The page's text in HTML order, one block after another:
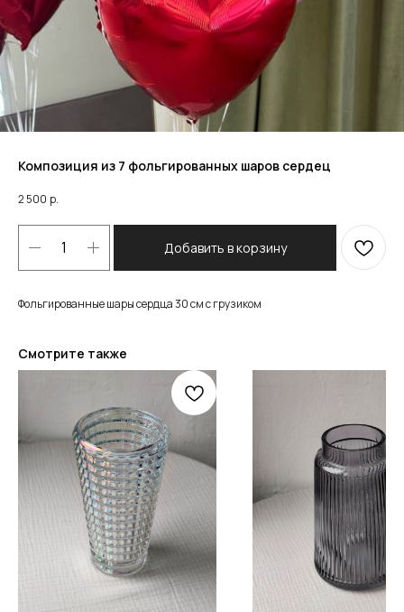
Композиция из 7 фольгированных шаров сердец
2 500 р.
Добавить в корзину
Фольгированные шары сердца 30 см с грузиком
Смотрите также